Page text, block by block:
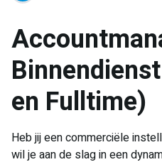
en Fulltime)
Heb jij een commerciële
wil je aan de slag in een